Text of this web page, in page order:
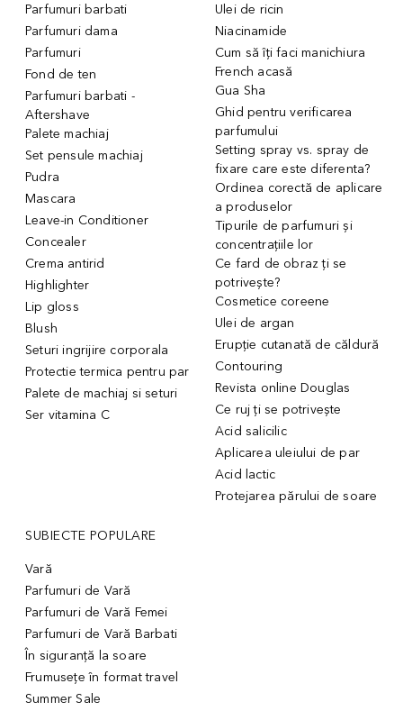
Parfumuri barbati
Parfumuri dama
Parfumuri
Fond de ten
Parfumuri barbati -
Aftershave
Palete machiaj
Set pensule machiaj
Pudra
Mascara
Leave-in Conditioner
Concealer
Crema antirid
Highlighter
Lip gloss
Blush
Seturi ingrijire corporala
Protectie termica pentru par
Palete de machiaj si seturi
Ser vitamina C
Ulei de ricin
Niacinamide
Cum să îți faci manichiura
French acasă
Gua Sha
Ghid pentru verificarea
parfumului
Setting spray vs. spray de
fixare care este diferenta?
Ordinea corectă de aplicare
a produselor
Tipurile de parfumuri și
concentrațiile lor
Ce fard de obraz ți se
potrivește?
Cosmetice coreene
Ulei de argan
Erupție cutanată de căldură
Contouring
Revista online Douglas
Ce ruj ți se potrivește
Acid salicilic
Aplicarea uleiului de par
Acid lactic
Protejarea părului de soare
SUBIECTE POPULARE
Vară
Parfumuri de Vară
Parfumuri de Vară Femei
Parfumuri de Vară Barbati
În siguranță la soare
Frumusețe în format travel
Summer Sale